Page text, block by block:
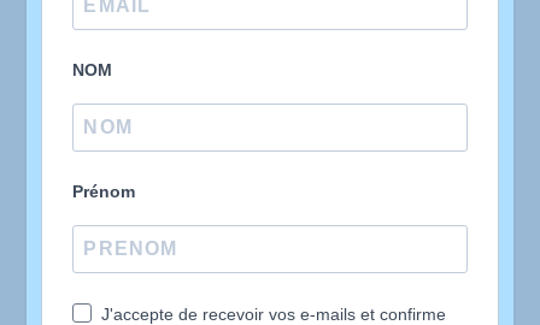
NOM
Prénom
J'accepte de recevoir vos e-mails et confirme